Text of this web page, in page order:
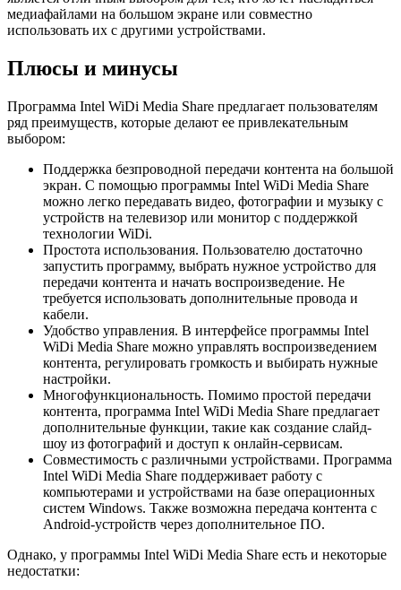
медиафайлами на большом экране или совместно
использовать их с другими устройствами.
Плюсы и минусы
Программа Intel WiDi Media Share предлагает пользователям
ряд преимуществ, которые делают ее привлекательным
выбором:
Поддержка безпроводной передачи контента на большой
экран. С помощью программы Intel WiDi Media Share
можно легко передавать видео, фотографии и музыку с
устройств на телевизор или монитор с поддержкой
технологии WiDi.
Простота использования. Пользователю достаточно
запустить программу, выбрать нужное устройство для
передачи контента и начать воспроизведение. Не
требуется использовать дополнительные провода и
кабели.
Удобство управления. В интерфейсе программы Intel
WiDi Media Share можно управлять воспроизведением
контента, регулировать громкость и выбирать нужные
настройки.
Многофункциональность. Помимо простой передачи
контента, программа Intel WiDi Media Share предлагает
дополнительные функции, такие как создание слайд-
шоу из фотографий и доступ к онлайн-сервисам.
Совместимость с различными устройствами. Программа
Intel WiDi Media Share поддерживает работу с
компьютерами и устройствами на базе операционных
систем Windows. Также возможна передача контента с
Android-устройств через дополнительное ПО.
Однако, у программы Intel WiDi Media Share есть и некоторые
недостатки: